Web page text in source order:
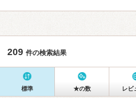
209 件の検索結果
標準 ★の数 レビ